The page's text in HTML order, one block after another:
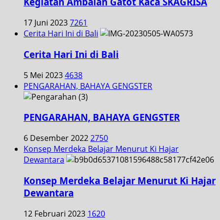
17 Juni 20237261
Cerita Hari Ini di Bali
Cerita Hari Ini di Bali
5 Mei 20234638
PENGARAHAN, BAHAYA GENGSTER
PENGARAHAN, BAHAYA GENGSTER
6 Desember 20222750
Konsep Merdeka Belajar Menurut Ki Hajar
Dewantara
Konsep Merdeka Belajar Menurut Ki Hajar
Dewantara
12 Februari 2023 1620